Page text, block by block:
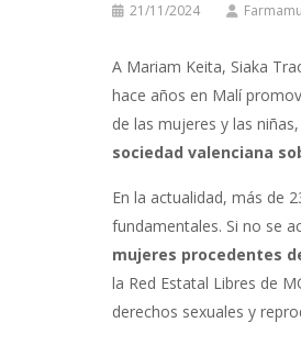
21/11/2024
A Mariam Keita, Siaka
hace años en Malí
de las mujeres y las niñas,
sociedad valenciana
En la actualidad, más de
fundamentales. Si no se
mujeres procedentes
la Red Estatal Libres de
derechos sexuales y